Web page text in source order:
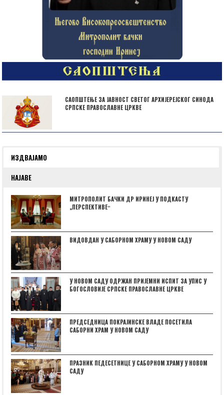
САОПШТЕЊЕ ЗА ЈАВНОСТ СВЕТОГ АРХИЈЕРЕЈСКОГ СИНОДА
СРПСКЕ ПРАВОСЛАВНЕ ЦРКВЕ
ИЗДВАЈАМО
НАЈАВЕ
МИТРОПОЛИТ БАЧКИ ДР ИРИНЕЈ У ПОДКАСТУ
„ПЕРСПЕКТИВЕˮ
ВИДОВДАН У САБОРНОМ ХРАМУ У НОВОМ САДУ
У НОВОМ САДУ ОДРЖАН ПРИЈЕМНИ ИСПИТ ЗА УПИС У
БОГОСЛОВИЈЕ СРПСКЕ ПРАВОСЛАВНЕ ЦРКВЕ
ПРЕДСЕДНИЦА ПОКРАЈИНСКЕ ВЛАДЕ ПОСЕТИЛА
САБОРНИ ХРАМ У НОВОМ САДУ
ПРАЗНИК ПЕДЕСЕТНИЦЕ У САБОРНОМ ХРАМУ У НОВОМ
САДУ